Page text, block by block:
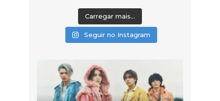
Carregar mais...
Seguir no Instagram